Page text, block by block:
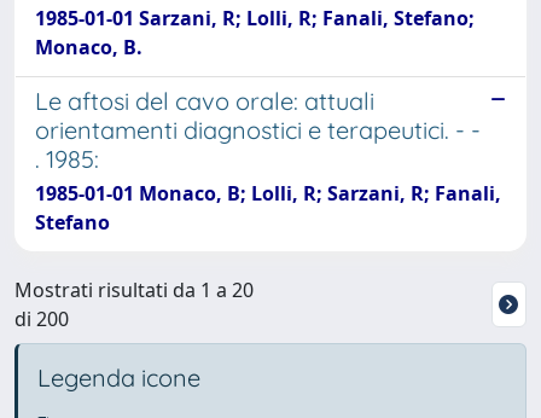
1985-01-01 Sarzani, R; Lolli, R; Fanali, Stefano;
Monaco, B.
Le aftosi del cavo orale: attuali
orientamenti diagnostici e terapeutici. - -
. 1985:
1985-01-01 Monaco, B; Lolli, R; Sarzani, R; Fanali,
Stefano
Mostrati risultati da 1 a 20
di 200
Legenda icone